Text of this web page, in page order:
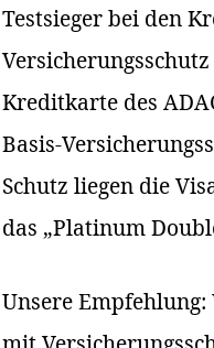
Testsieger bei den
Kreditkarte des
Basis-
Schutz liegen die
das „Platinum
Unsere